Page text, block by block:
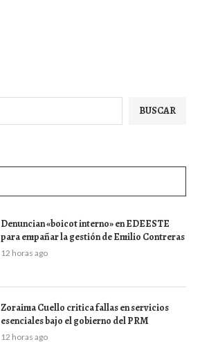
BUSCAR
Denuncian «boicot interno» en EDEESTE
para empañar la gestión de Emilio Contreras
12 horas ago
Zoraima Cuello critica fallas en servicios
esenciales bajo el gobierno del PRM
12 horas ago